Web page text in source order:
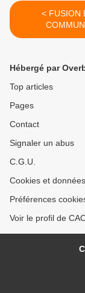
< FUSION DES
Hébergé par
Top articles
Pages
Contact
Signaler un abus
C.G.U.
Cookies et
Préférences
Voir le profil de